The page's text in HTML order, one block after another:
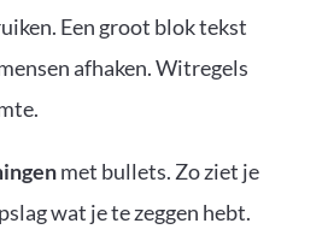
Een groot blok tekst
afhaken. Witregels
met bullets. Zo ziet je
wat je te zeggen hebt.